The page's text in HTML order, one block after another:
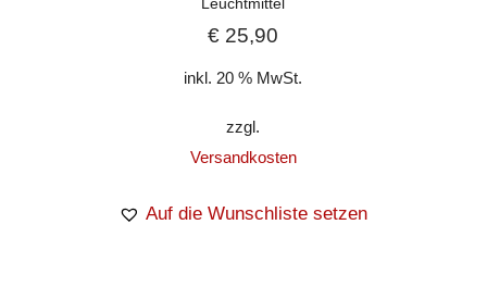
Leuchtmittel
€ 25,90
inkl. 20 % MwSt.
zzgl.
Versandkosten
Auf die Wunschliste setzen